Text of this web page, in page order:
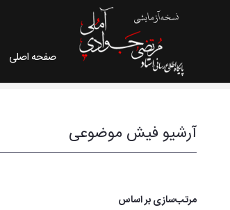
صفحه اصلی
آرشیو فیش موضوعی
مرتب‌سازی بر اساس